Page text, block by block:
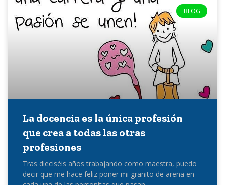
BLOG
La docencia es la única profesión
que crea a todas las otras
profesiones
Tras dieciséis años trabajando como maestra, puedo
decir que me hace feliz poner mi granito de arena en